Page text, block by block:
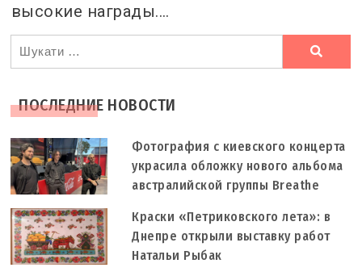
высокие награды.…
Ви
шукали
ПОСЛЕДНИЕ НОВОСТИ
Фотография с киевского концерта
украсила обложку нового альбома
австралийской группы Breathe
Краски «Петриковского лета»: в
Днепре открыли выставку работ
Натальи Рыбак